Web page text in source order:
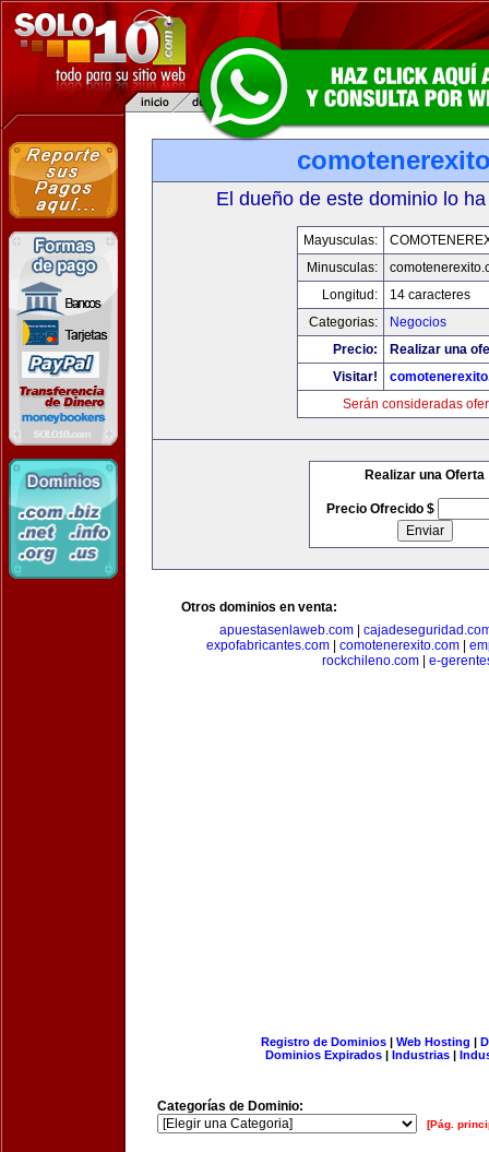
El dueño de este dominio lo
Mayusculas:
Minusculas:
Longitud:
14 caracteres
Categorias:
Negocios
Precio:
Realizar una
Visitar!
Serán consideradas
Realizar una Oferta
Precio Ofrecido $
Otros dominios en venta:
apuestasenlaweb.com
expofabricantes.com| comotenerexito.com|
rockchileno.com| e-
Registro de Dominios| Web Hosting |
Dominios Expirados | Industrias |
Categorías de Dominio:
[Pág.